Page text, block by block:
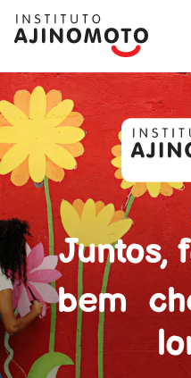
Ir direto ao conteúdo
Juntos,
bem